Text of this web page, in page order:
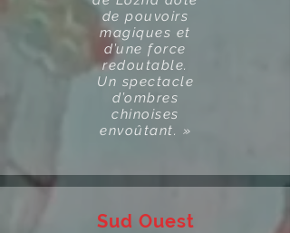
de pouvoirs
magiques et
d’une force
redoutable.
Un spectacle
d’ombres
chinoises
envoûtant. »
Sud Ouest